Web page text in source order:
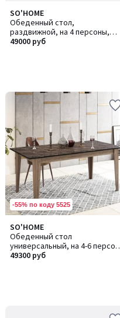
SO'HOME
Обеденный стол,
раздвижной, на 4 персоны,
Oliver Open / Оливер Оупен
49000 руб
-55% по коду 5525
SO'HOME
Обеденный стол
универсальный, на 4-6 персон,
Lorenz / Лоренз
49300 руб